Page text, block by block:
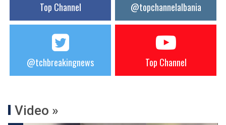
Top Channel @topchannelalbania
@tchbreakingnews Top Channel
Video »